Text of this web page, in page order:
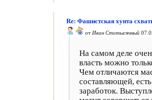
Re: Фашистская хунта
от Иван Стотысячный
На самом деле
власть можно
Чем отличаются
составляющей,
заработок.